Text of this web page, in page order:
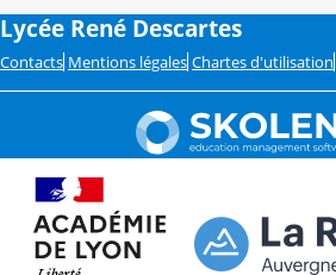
Lycée René Descartes
Contacts Mentions légales Chartes d'utilisation